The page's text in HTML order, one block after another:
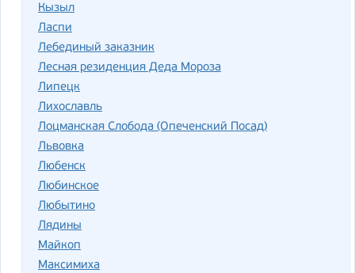
Кызыл
Ласпи
Лебединый заказник
Лесная резиденция Деда Мороза
Липецк
Лихославль
Лоцманская Слобода (Опеченский Посад)
Львовка
Любенск
Любинское
Любытино
Лядины
Майкоп
Максимиха